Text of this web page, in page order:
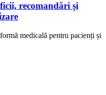
recomandări și
medicală pentru pacienți și